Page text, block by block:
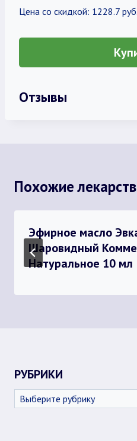
Цена со скидкой: 1228.7 руб.
Отзывы
Похожие
Эфирное масло
Шаровидный
Натуральное 10 мл
РУБРИКИ
Рубрики